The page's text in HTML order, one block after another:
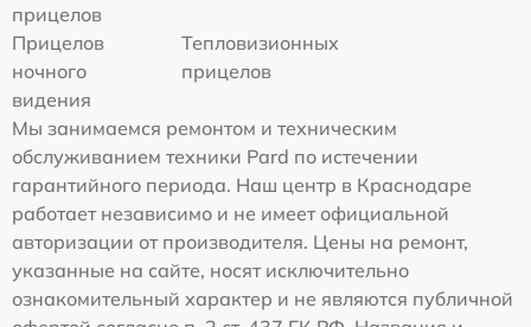
прицелов
Прицелов
ночного
видения
Тепловизионных
прицелов
Мы занимаемся ремонтом и техническим
обслуживанием техники Pard по истечении
гарантийного периода. Наш центр в Краснодаре
работает независимо и не имеет официальной
авторизации от производителя. Цены на ремонт,
указанные на сайте, носят исключительно
ознакомительный характер и не являются публичной